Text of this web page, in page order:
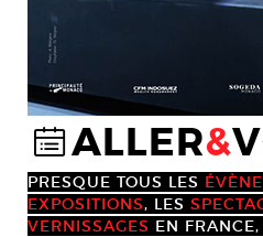
@ALLER&
PRESQUE TOUS LES
EXPOSITIONS, LES
VERNISSAGES EN